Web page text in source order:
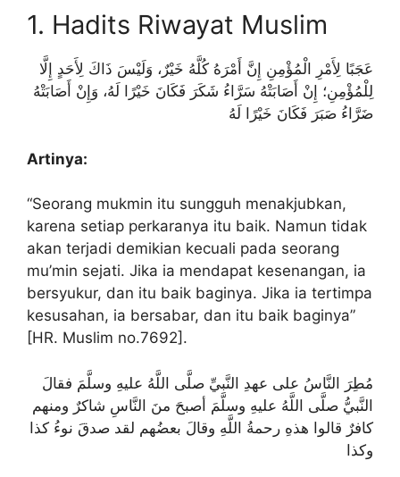
1. Hadits Riwayat Muslim
عَجَبًا لِأَمْرِ الْمُؤْمِنِ إِنَّ أَمْرَهُ كُلَّهُ خَيْرٌ، وَلَيْسَ ذَاكَ لِأَحَدٍ إِلَّا
لِلْمُؤْمِنِ؛ إِنْ أَصَابَتْهُ سَرَّاءُ شَكَرَ فَكَانَ خَيْرًا لَهُ، وَإِنْ أَصَابَتْهُ
ضَرَّاءُ صَبَرَ فَكَانَ خَيْرًا لَهُ
Artinya:
“Seorang mukmin itu sungguh menakjubkan,
karena setiap perkaranya itu baik. Namun tidak
akan terjadi demikian kecuali pada seorang
mu’min sejati. Jika ia mendapat kesenangan, ia
bersyukur, dan itu baik baginya. Jika ia tertimpa
kesusahan, ia bersabar, dan itu baik baginya”
[HR. Muslim no.7692].
مُطِرَ النَّاسُ على عهدِ النَّبيِّ صلَّى اللَّهُ عليهِ وسلَّمَ فقالَ
النَّبيُّ صلَّى اللَّهُ عليهِ وسلَّمَ أصبحَ منَ النَّاسِ شاكرٌ ومنهم
كافرٌ قالوا هذهِ رحمةُ اللَّهِ وقالَ بعضُهم لقد صدقَ نوءُ كذا
وكذا